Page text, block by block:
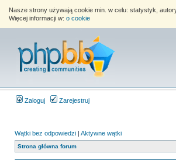
Nasze strony używają cookie min. w celu: statystyk,
Więcej informacji w: o cookie
Zaloguj Zarejestruj
Wątki bez odpowiedzi | Aktywne wątki
Strona główna forum